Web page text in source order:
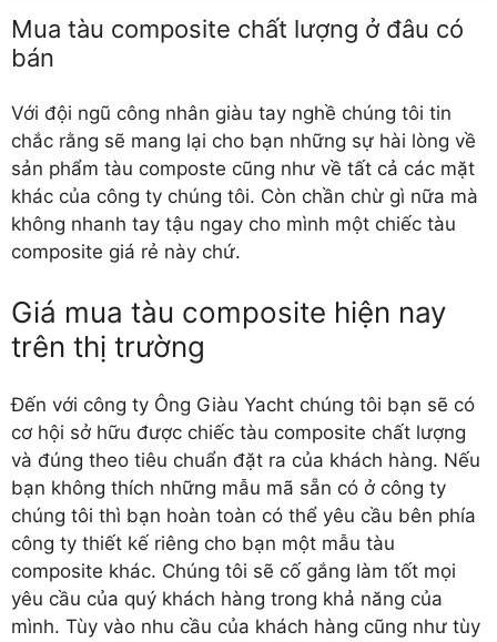
Mua tàu composite chất lượng ở đâu có
bán
Với đội ngũ công nhân giàu tay nghề chúng tôi tin
chắc rằng sẽ mang lại cho bạn những sự hài lòng về
sản phẩm tàu composte cũng như về tất cả các mặt
khác của công ty chúng tôi. Còn chần chừ gì nữa mà
không nhanh tay tậu ngay cho mình một chiếc tàu
composite giá rẻ này chứ.
Giá mua tàu composite hiện nay
trên thị trường
Đến với công ty Ông Giàu Yacht chúng tôi bạn sẽ có
cơ hội sở hữu được chiếc tàu composite chất lượng
và đúng theo tiêu chuẩn đặt ra của khách hàng. Nếu
bạn không thích những mẫu mã sẵn có ở công ty
chúng tôi thì bạn hoàn toàn có thể yêu cầu bên phía
công ty thiết kế riêng cho bạn một mẫu tàu
composite khác. Chúng tôi sẽ cố gắng làm tốt mọi
yêu cầu của quý khách hàng trong khả năng của
mình. Tùy vào nhu cầu của khách hàng cũng như tùy